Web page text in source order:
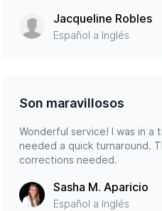
Jacqueline Robles
Español a Inglés
Son maravillosos
Wonderful service! I was in a
needed a quick turnaround.
corrections needed.
Sasha M. Aparicio
Español a Inglés